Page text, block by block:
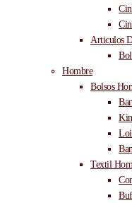
Articulos
Hombre
Bolsos
Textil